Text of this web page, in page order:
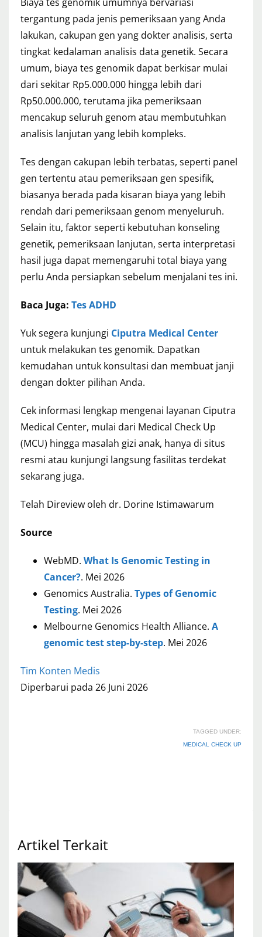
tergantung pada jenis pemeriksaan yang Anda
lakukan, cakupan gen yang dokter analisis, serta
tingkat kedalaman analisis data genetik. Secara
umum, biaya tes genomik dapat berkisar mulai
dari sekitar Rp5.000.000 hingga lebih dari
Rp50.000.000, terutama jika pemeriksaan
mencakup seluruh genom atau membutuhkan
analisis lanjutan yang lebih kompleks.
Tes dengan cakupan lebih terbatas, seperti panel
gen tertentu atau pemeriksaan gen spesifik,
biasanya berada pada kisaran biaya yang lebih
rendah dari pemeriksaan genom menyeluruh.
Selain itu, faktor seperti kebutuhan konseling
genetik, pemeriksaan lanjutan, serta interpretasi
hasil juga dapat memengaruhi total biaya yang
perlu Anda persiapkan sebelum menjalani tes ini.
Baca Juga: Tes ADHD
Yuk segera kunjungi Ciputra Medical Center
untuk melakukan tes genomik. Dapatkan
kemudahan untuk konsultasi dan membuat janji
dengan dokter pilihan Anda.
Cek informasi lengkap mengenai layanan Ciputra
Medical Center, mulai dari Medical Check Up
(MCU) hingga masalah gizi anak, hanya di situs
resmi atau kunjungi langsung fasilitas terdekat
sekarang juga.
Telah Direview oleh dr. Dorine Istimawarum
Source
WebMD. What Is Genomic Testing in
Cancer?. Mei 2026
Genomics Australia. Types of Genomic
Testing. Mei 2026
Melbourne Genomics Health Alliance. A
genomic test step-by-step. Mei 2026
Tim Konten Medis
Diperbarui pada 26 Juni 2026
TAGGED UNDER:
MEDICAL CHECK UP
Artikel Terkait